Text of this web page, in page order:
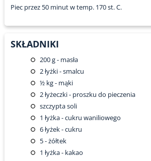
Piec przez 50 minut w temp. 170 st. C.
SKŁADNIKI
200g - masła
2łyżki - smalcu
½kg - mąki
2łyżeczki - proszku do pieczenia
szczypta soli
1 łyżka - cukru waniliowego
6łyżek - cukru
5- żółtek
1 łyżka - kakao